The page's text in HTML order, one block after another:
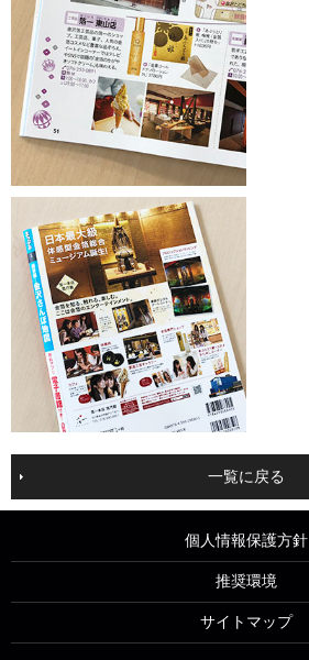
一覧に戻る
個人情報保護方針
推奨環境
サイトマップ